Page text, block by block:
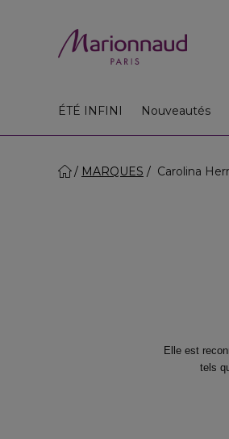
ÉTÉ INFINI
Nouveautés
MARQUES Carolina
Elle est
tels